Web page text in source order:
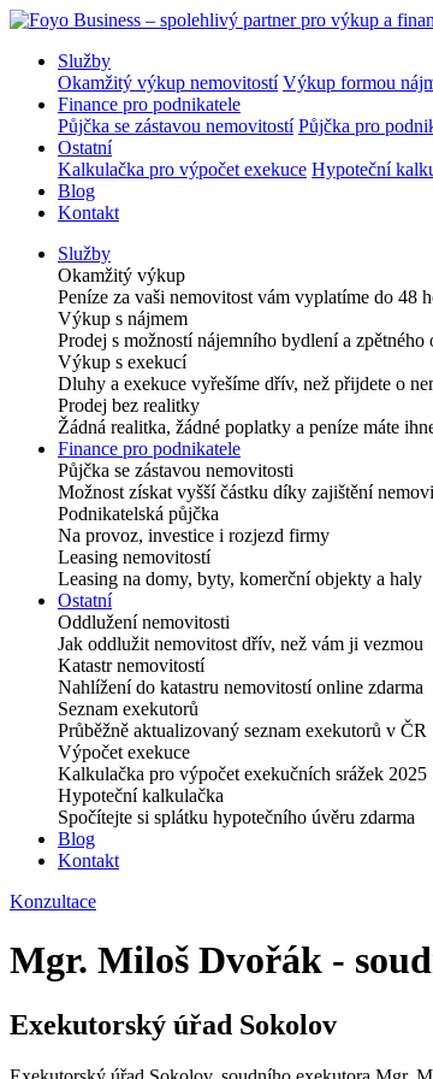
Služby
Okamžitý výkup nemovitostí Výkup formou
Finance pro podnikatele
Půjčka se zástavou nemovitostí Půjčka pro
Ostatní
Kalkulačka pro výpočet exekuce Hypoteční
Blog
Kontakt
Služby
Okamžitý výkup
Peníze za vaši nemovitost vám vyplatíme do 48
Výkup s nájmem
Prodej s možností nájemního bydlení a zpětného
Výkup s exekucí
Dluhy a exekuce vyřešíme dřív, než přijdete o
Prodej bez realitky
Žádná realitka, žádné poplatky a peníze máte
Finance pro podnikatele
Půjčka se zástavou nemovitosti
Možnost získat vyšší částku díky zajištění
Podnikatelská půjčka
Na provoz, investice i rozjezd firmy
Leasing nemovitostí
Leasing na domy, byty, komerční objekty a haly
Ostatní
Oddlužení nemovitosti
Jak oddlužit nemovitost dřív, než vám ji vezmou
Katastr nemovitostí
Nahlížení do katastru nemovitostí online zdarma
Seznam exekutorů
Průběžně aktualizovaný seznam exekutorů v ČR
Výpočet exekuce
Kalkulačka pro výpočet exekučních srážek 2025
Hypoteční kalkulačka
Spočítejte si splátku hypotečního úvěru zdarma
Blog
Kontakt
Konzultace
Mgr. Miloš Dvořák -
Exekutorský úřad Sokolov